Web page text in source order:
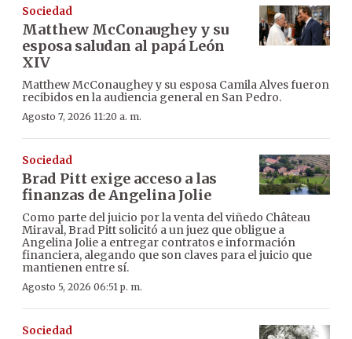
Sociedad
Matthew McConaughey y su
esposa saludan al papá León
XIV
Matthew McConaughey y su esposa Camila Alves fueron
recibidos en la audiencia general en San Pedro.
Agosto 7, 2026 11:20 a. m.
Sociedad
Brad Pitt exige acceso a las
finanzas de Angelina Jolie
Como parte del juicio por la venta del viñedo Château
Miraval, Brad Pitt solicitó a un juez que obligue a
Angelina Jolie a entregar contratos e información
financiera, alegando que son claves para el juicio que
mantienen entre sí.
Agosto 5, 2026 06:51 p. m.
Sociedad